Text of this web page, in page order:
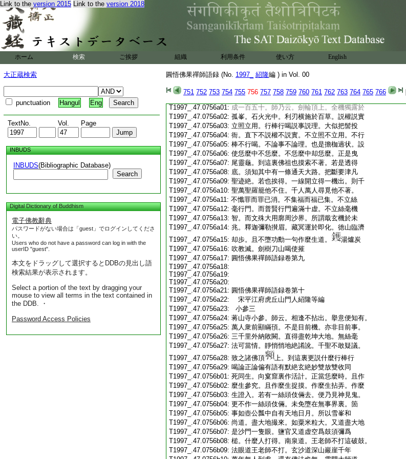
Link to the version 2015 Link to the version 2018
ホーム 検索 ご挨拶 組織 利用条件 使い方 English
大正蔵検索
punctuation Hangul Eng
TextNo. Vol. Page
INBUDS
INBUDS(Bibliographic Database)
Search
Digital Dictionary of Buddhism
電子佛教辭典
パスワードがない場合は「guest」でログインしてくださ
い。
Users who do not have a password can log in with the
userID "guest".
本文をドラッグして選択するとDDBの見出し語
検索結果が表示されます。
Select a portion of the text by dragging your
mouse to view all terms in the text contained in
the DDB. ・
Password Access Policies
圓悟佛果禪師語録 (No. 1997_ 紹隆編 ) in Vol. 00
751 752 753 754 755 756 757 758 759 760 761 762 763 764 765 766
T1997_.47.0755c19:水。下座
T1997_.47.0755c20: 小參。僧問。春風浩浩烘天地。是處山藏煙靄
T1997_.47.0755c21:裏。無位眞人不可尋。落華又見隨流水。如何
T1997_.47.0755c22:
是無眞人。師云。剔起眉毛向上看。僧云。恁麼
則獨據千峯上。全威百草頭。師云。我行荒草
T1997_.47.0755c24:裏。汝又入深村。進云。自知較一半。師云。爾
T1997_.47.0755c25:還知麼。僧云知。師云。也較一半。進云。只如
T1997_.47.0755c26:
臨濟道無位眞人是什麼乾屎橛。又作麼生。
T1997_.47.0755c27:
師云。未得衲僧一半氣息。進云。爲什麼如此。
T1997_.47.0755c28:師云。只爲他頂門具眼。進云。可謂一回拈出
T1997_.47.0756a01: 成一百五十。師乃云。劍輪頂上。全機獨露於
T1997_.47.0756a02: 孤峯。石火光中。利刃横施於百草。説權説實
T1997_.47.0756a03: 立照立用。行棒行喝説事説理。大似把髻投
T1997_.47.0756a04: 衙。直下不説權不説實。不立照不立用。不行
T1997_.47.0756a05: 棒不行喝。不論事不論理。也是擔枷過状。設
T1997_.47.0756a06: 使恁麼中不恁麼。不恁麼中却恁麼。正是曳
T1997_.47.0756a07: 尾靈龜。到這裏佛祖也摸索不著。若是透得
T1997_.47.0756a08: 底。須知其中有一條通天大路。把斷要津凡
T1997_.47.0756a09: 聖迹絶。若也挨得。一線開立得一機出。則千
T1997_.47.0756a10: 聖萬聖羅籠他不住。千人萬人尋覓他不著。
T1997_.47.0756a11: 不懺罪而罪已消。不集福而福已集。不立絲
T1997_.47.0756a12: 毫行門。而普賢行門遍滿十虚。不立絲毫機
T1997_.47.0756a13: 智。而文殊大用廓周沙界。所謂戢玄機於未
T1997_.47.0756a14: 兆。釋迦彌勒攅眉。藏冥運於即化。徳山臨濟
T1997_.47.0756a15: 却歩。且不墮功勳一句作麼生道。
湯爐炭
T1997_.47.0756a16: 吹教滅。劍樹刀山喝使摧
T1997_.47.0756a17: 圓悟佛果禪師語録卷第九
T1997_.47.0756a18:
T1997_.47.0756a19:
T1997_.47.0756a20:
T1997_.47.0756a21: 圓悟佛果禪師語録卷第十
T1997_.47.0756a22:
宋平江府虎丘山門人紹隆等編
T1997_.47.0756a23:
小參三
T1997_.47.0756a24: 蒋山寺小參。師云。相逢不拈出。擧意便知有。
T1997_.47.0756a25: 萬人衆前顯瞞頇。不是目前機。亦非目前事。
T1997_.47.0756a26: 三千里外納敗闕。直得盡乾坤大地。無絲毫
T1997_.47.0756a27: 法可當情。靜悄悄地絶誵訛。千聖不敢疑議。
T1997_.47.0756a28: 致之諸佛頂
上。到這裏更説什麼行棒行
T1997_.47.0756a29: 喝論正論偏有語有默絶玄絶妙雙放雙收同
T1997_.47.0756b01: 死同生。向窠窟裏作活計。正當恁麼時。且作
T1997_.47.0756b02: 麼生參究。且作麼生捉摸。作麼生拈弄。作麼
T1997_.47.0756b03: 生證入。若有一絲頭伎倆去。便乃見神見鬼。
T1997_.47.0756b04: 更不作一絲頭伎倆。未免墮在無事界裏。箇
T1997_.47.0756b05: 事如壺公瓢中自有天地日月。所以雪峯和
T1997_.47.0756b06: 尚道。盡大地撮來。如粟米粒大。又道盡大地
T1997_.47.0756b07: 是沙門一隻眼。鹽官又道虚空爲鼓須彌爲
T1997_.47.0756b08: 槌。什麼人打得。南泉道。王老師不打這破鼓。
T1997_.47.0756b09: 法眼道王老師不打。玄沙道深山巖崖千年